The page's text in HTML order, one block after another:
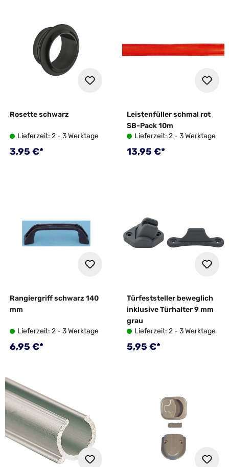
Rosette schwarz
Lieferzeit: 2 - 3 Werktage
Regulärer Preis:
3,95 €*
Leistenfüller schmal rot
SB-Pack 10m
Lieferzeit: 2 - 3 Werktage
Regulärer Preis:
13,95 €*
Rangiergriff schwarz 140
mm
Lieferzeit: 2 - 3 Werktage
Regulärer Preis:
6,95 €*
Türfeststeller beweglich
inklusive Türhalter 9 mm
grau
Lieferzeit: 2 - 3 Werktage
Regulärer Preis:
5,95 €*